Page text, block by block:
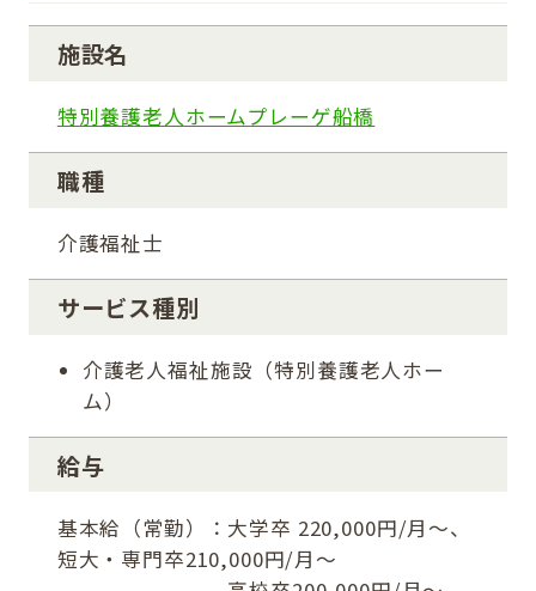
施設名
特別養護老人ホームプレーゲ船橋
職種
介護福祉士
サービス種別
介護老人福祉施設（特別養護老人ホー
ム）
給与
基本給（常勤）：大学卒 220,000円/月～、
短大・専門卒210,000円/月～